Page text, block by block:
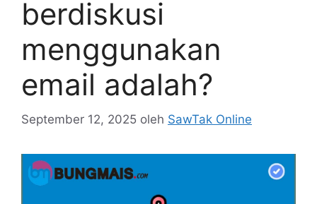
berdiskusi
menggunakan
email adalah?
September 12, 2025 oleh SawTak Online